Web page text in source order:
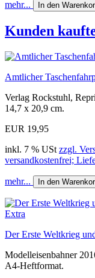
mehr... In den
Kunden
Amtlicher
Verlag Rockstuhl,
14,7 x 20,9 cm.
EUR 19,95
inkl. 7 % USt zzgl.
versandkostenfrei;
mehr... In den
Der Erste Weltkrieg
Modelleisenbahner
A4-Heftformat.